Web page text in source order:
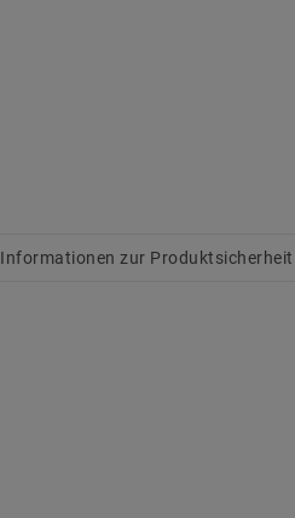
Informationen zur Produktsicherheit